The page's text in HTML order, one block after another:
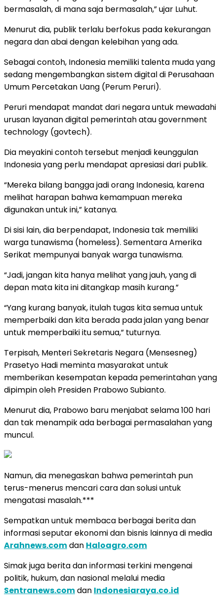
bermasalah, di mana saja bermasalah,” ujar Luhut.
Menurut dia, publik terlalu berfokus pada kekurangan
negara dan abai dengan kelebihan yang ada.
Sebagai contoh, Indonesia memiliki talenta muda yang
sedang mengembangkan sistem digital di Perusahaan
Umum Percetakan Uang (Perum Peruri).
Peruri mendapat mandat dari negara untuk mewadahi
urusan layanan digital pemerintah atau government
technology (govtech).
Dia meyakini contoh tersebut menjadi keunggulan
Indonesia yang perlu mendapat apresiasi dari publik.
“Mereka bilang bangga jadi orang Indonesia, karena
melihat harapan bahwa kemampuan mereka
digunakan untuk ini,” katanya.
Di sisi lain, dia berpendapat, Indonesia tak memiliki
warga tunawisma (homeless). Sementara Amerika
Serikat mempunyai banyak warga tunawisma.
“Jadi, jangan kita hanya melihat yang jauh, yang di
depan mata kita ini ditangkap masih kurang.”
“Yang kurang banyak, itulah tugas kita semua untuk
memperbaiki dan kita berada pada jalan yang benar
untuk memperbaiki itu semua,” tuturnya.
Terpisah, Menteri Sekretaris Negara (Mensesneg)
Prasetyo Hadi meminta masyarakat untuk
memberikan kesempatan kepada pemerintahan yang
dipimpin oleh Presiden Prabowo Subianto.
Menurut dia, Prabowo baru menjabat selama 100 hari
dan tak menampik ada berbagai permasalahan yang
muncul.
Namun, dia menegaskan bahwa pemerintah pun
terus-menerus mencari cara dan solusi untuk
mengatasi masalah.***
Sempatkan untuk membaca berbagai berita dan
informasi seputar ekonomi dan bisnis lainnya di media
Arahnews.comdan Haloagro.com
Simak juga berita dan informasi terkini mengenai
politik, hukum, dan nasional melalui media
Sentranews.comdan Indonesiaraya.co.id